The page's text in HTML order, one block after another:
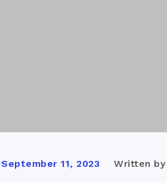
September 11, 2023 Written by